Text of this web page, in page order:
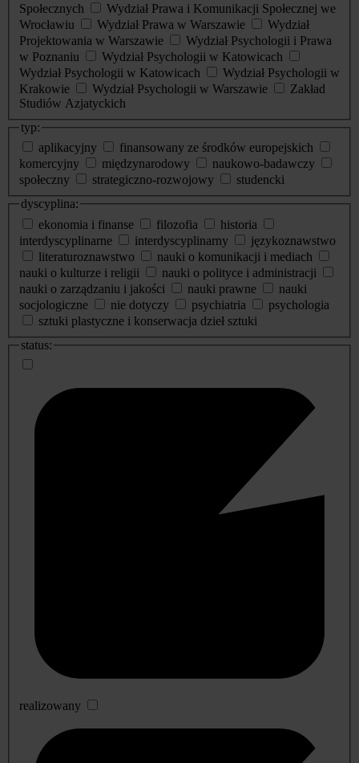
Społecznych
Wydział Prawa i Komunikacji Społecznej we
Wrocławiu
Wydział Prawa w Warszawie
Wydział
Projektowania w Warszawie
Wydział Psychologii i Prawa
w Poznaniu
Wydział Psychologii w Katowicach
Wydział Psychologii w Katowicach
Wydział Psychologii w
Krakowie
Wydział Psychologii w Warszawie
Zakład
Studiów Azjatyckich
typ:
aplikacyjny
finansowany ze środków europejskich
komercyjny
międzynarodowy
naukowo-badawczy
społeczny
strategiczno-rozwojowy
studencki
dyscyplina:
ekonomia i finanse
filozofia
historia
interdyscyplinarne
interdyscyplinarny
językoznawstwo
literaturoznawstwo
nauki o komunikacji i mediach
nauki o kulturze i religii
nauki o polityce i administracji
nauki o zarządzaniu i jakości
nauki prawne
nauki
socjologiczne
nie dotyczy psychiatria
psychologia
sztuki plastyczne i konserwacja dzieł sztuki
status:
realizowany